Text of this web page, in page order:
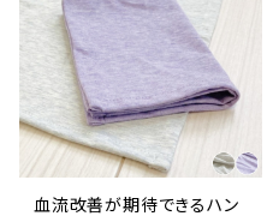
血流改善が期待できるハン